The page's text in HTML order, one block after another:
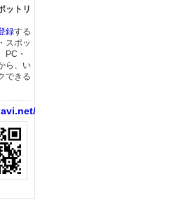
ットリ
録する
スポッ
PC・
ら、い
できる